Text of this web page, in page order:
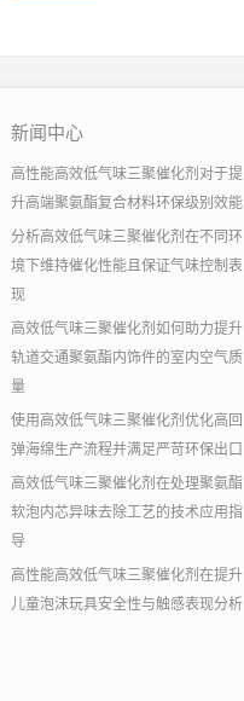
新闻中心
高性能高效低气味三聚催化剂对于提
升高端聚氨酯复合材料环保级别效能
分析高效低气味三聚催化剂在不同环
境下维持催化性能且保证气味控制表
现
高效低气味三聚催化剂如何助力提升
轨道交通聚氨酯内饰件的室内空气质
量
使用高效低气味三聚催化剂优化高回
弹海绵生产流程并满足严苛环保出口
高效低气味三聚催化剂在处理聚氨酯
软泡内芯异味去除工艺的技术应用指
导
高性能高效低气味三聚催化剂在提升
儿童泡沫玩具安全性与触感表现分析